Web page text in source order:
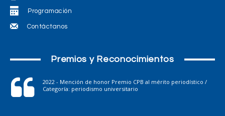
Programación
Contáctanos
Premios y Reconocimientos
2022 - Mención de honor Premio CPB al mérito periodístico /
Categoría: periodismo universitario